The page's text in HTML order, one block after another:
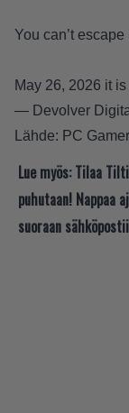
You can’t escape
May 26, 2026 it is
— Devolver
Lähde: PC Gamer
Lue myös: Tilaa
puhutaan! Nappaa
suoraan